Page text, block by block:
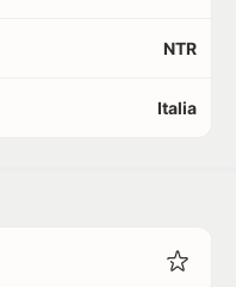
NTR
Italia